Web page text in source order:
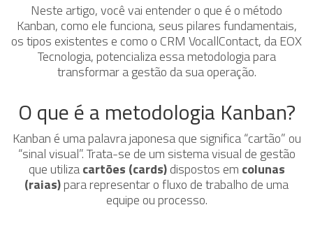
Neste artigo, você vai entender o que é o método
Kanban, como ele funciona, seus pilares fundamentais,
os tipos existentes e como o CRM VocallContact, da EOX
Tecnologia, potencializa essa metodologia para
transformar a gestão da sua operação.
O que é a metodologia Kanban?
Kanban é uma palavra japonesa que significa “cartão” ou
“sinal visual”. Trata-se de um sistema visual de gestão
que utilizacartões (cards)dispostos em colunas
(raias)para representar o fluxo de trabalho de uma
equipe ou processo.